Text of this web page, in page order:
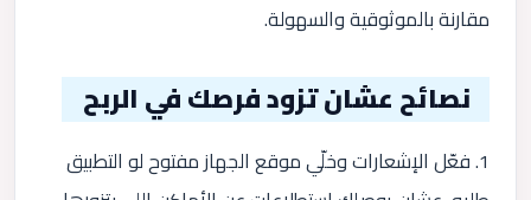
مقارنة بالموثوقية والسهولة.
نصائح عشان تزود فرصك في الربح
1. فعّل الإشعارات وخلّي موقع الجهاز مفتوح لو التطبيق